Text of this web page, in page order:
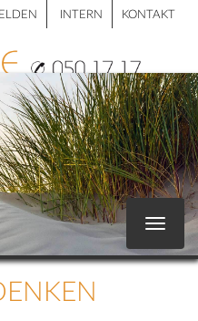
INTERN KONTAKT
Toggle